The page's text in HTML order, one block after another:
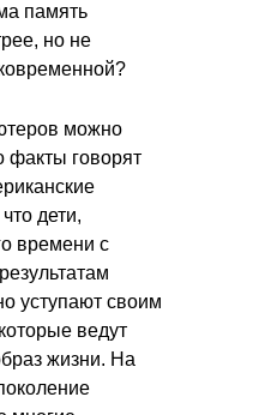
память
но не
можно
факты говорят
дети,
времени с
уступают своим
ведут
жизни. На